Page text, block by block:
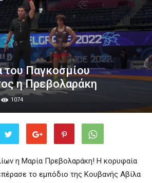
του Παγκοσμίου
η Πρεβολαράκη
1074
η Μαρία Πρεβολαράκη! Η κορυφαία
το εμπόδιο της Κουβανής Αβίλα